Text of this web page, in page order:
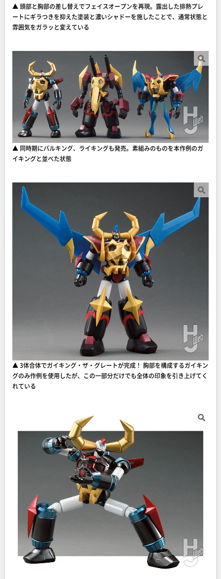
▲ 頭部と胸部の差し替えでフェイスオープンを再現。露出した排熱プレ
ートにギラつきを抑えた塗装と濃いシャドーを施したことで、通常状態と
雰囲気をガラッと変えている
▲ 同時期にバルキング、ライキングも発売。素組みのものを本作例のガ
イキングと並べた状態
▲ 3体合体でガイキング・ザ・グレートが完成！ 胸部を構成するガイキン
グのみ作例を使用したが、この一部分だけでも全体の印象を引き上げてく
れている